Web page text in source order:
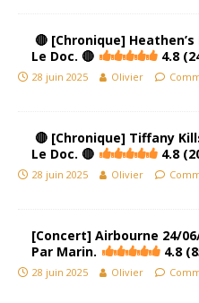
🔴 [Chronique]
Le Doc. 🔴
4.8
28 juin 2025 Olivier
🔴 [Chronique] Tiffany
Le Doc. 🔴
4.8
28 juin 2025 Olivier
[Concert] Airbourne 24/
Par Marin.
4.8
28 juin 2025 Olivier